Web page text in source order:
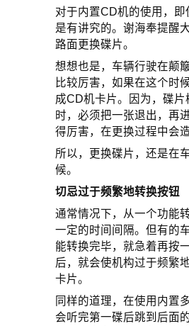
对于内置CD机的使用，
是有讲究的。谢海奉提醒
路面更换碟片。
想想也是，车辆行驶在颠
比较厉害，如果在这个时
成CD机卡片。因为，碟片
时，必须把一张退出，再
得厉害，在更换过程中会
所以，更换碟片，还是在
候。
切忌过于频繁地转换按钮
通常情况下，从一个功能
一定的时间间隔。但有的
能转换完毕，就急着再按
后，就会使机构过于频繁
卡片。
同样的道理，在使用内置
会听完第一碟后跳到后面